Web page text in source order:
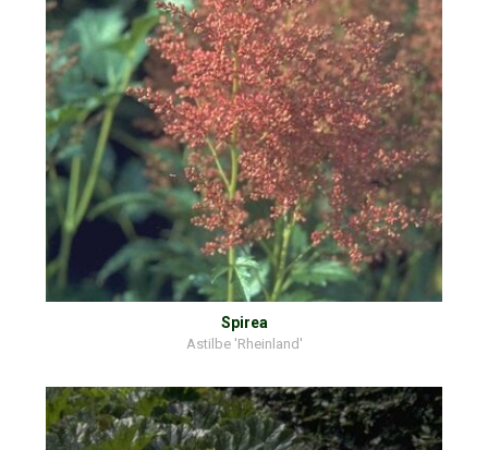
Spirea
Astilbe 'Rheinland'